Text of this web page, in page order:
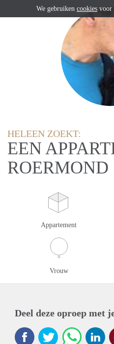
HELEEN ZOEKT:
EEN
ROERMOND
Appartement
Vrouw
Deel deze oproep met
We gebruiken cookies voor